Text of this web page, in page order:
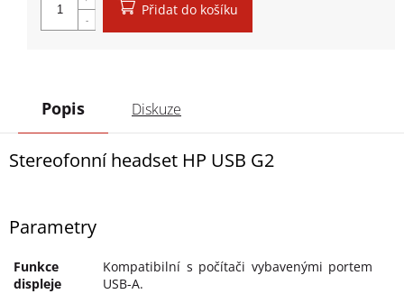
Přidat do košíku
Popis Diskuze
Stereofonní headset HP USB G2
Parametry
Funkce
displeje
Kompatibilní s počítači vybavenými portem
USB-A.